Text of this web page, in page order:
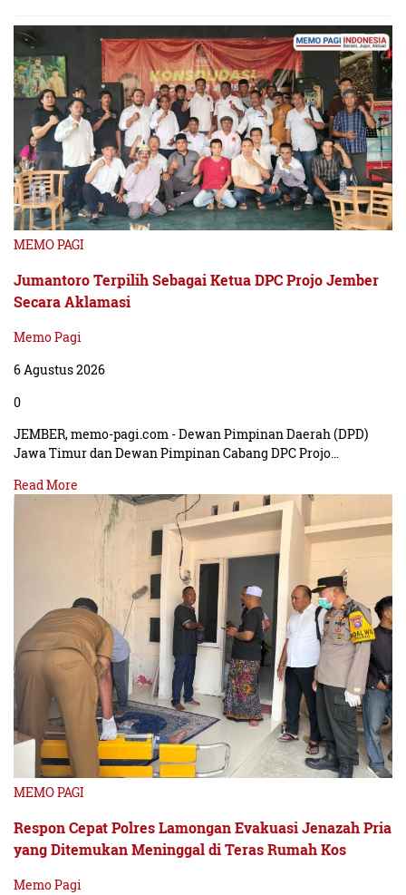
MEMO PAGI
Jumantoro Terpilih Sebagai Ketua DPC Projo Jember
Secara Aklamasi
Memo Pagi
6 Agustus 2026
0
JEMBER, memo-pagi.com - Dewan Pimpinan Daerah (DPD)
Jawa Timur dan Dewan Pimpinan Cabang DPC Projo…
Read More
MEMO PAGI
Respon Cepat Polres Lamongan Evakuasi Jenazah Pria
yang Ditemukan Meninggal di Teras Rumah Kos
Memo Pagi